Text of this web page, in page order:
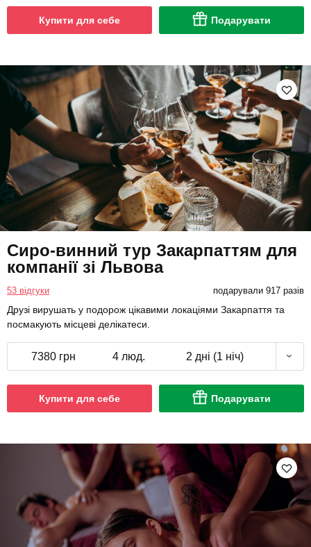
Купити для себе Подарувати
Сиро-винний тур Закарпаттям для
компанії зі Львова
53 відгуки подарували 917 разів
Друзі вирушать у подорож цікавими локаціями Закарпаття та
посмакують місцеві делікатеси.
7380 грн 4 люд. 2 дні (1 ніч)
Купити для себе Подарувати